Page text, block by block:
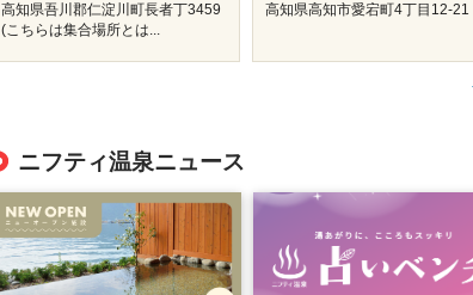
高知県吾川郡仁淀川町長者丁3459
(こちらは集合場所とは...
高知県高知市愛宕町4丁目12-21
ニフティ温泉ニュース